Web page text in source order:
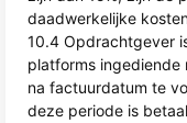
daadwerkelijke
10.4 Opdrachtgever
platforms ingediende
na factuurdatum te
deze periode is